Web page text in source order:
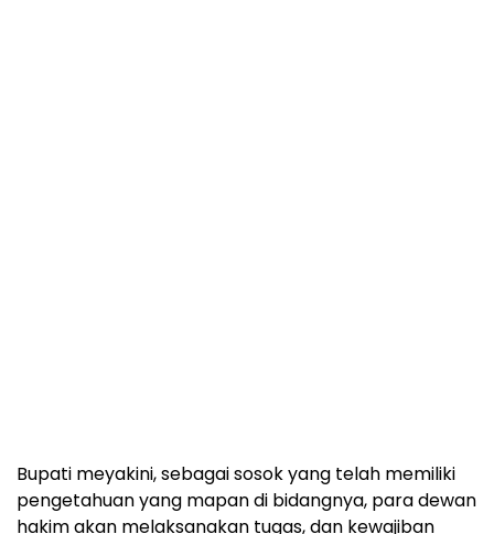
Bupati meyakini, sebagai sosok yang telah memiliki
pengetahuan yang mapan di bidangnya, para dewan
hakim akan melaksanakan tugas, dan kewajiban